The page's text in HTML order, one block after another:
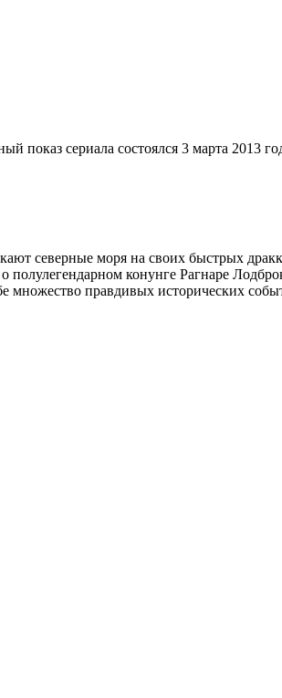
показ сериала состоялся 3 марта 2013
северные моря на своих быстрых
конунге Рагнаре
множество правдивых исторических